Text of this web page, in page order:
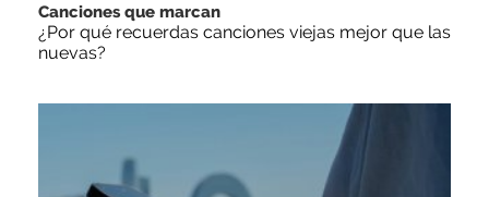
Canciones que marcan
¿Por qué recuerdas canciones viejas mejor que las
nuevas?